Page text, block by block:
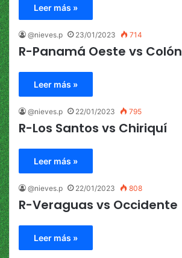
Leer más »
@nieves.p 23/01/2023 714
R-Panamá Oeste vs Colón
Leer más »
@nieves.p 22/01/2023 795
R-Los Santos vs Chiriquí
Leer más »
@nieves.p 22/01/2023 808
R-Veraguas vs Occidente
Leer más »